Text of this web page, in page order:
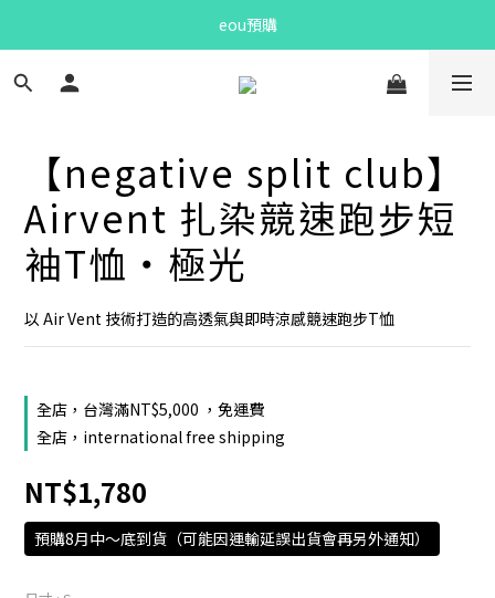
Bandit Summer
Bandit Summer
NESCL 新品開放預購
Bandit Summer
【negative split club】
Airvent 扎染競速跑步短
袖T恤・極光
以 Air Vent 技術打造的高透氣與即時涼感競速跑步T恤
全店，台灣滿NT$5,000 ，免運費
全店，international free shipping
NT$1,780
預購8月中～底到貨（可能因運輸延誤出貨會再另外通知）